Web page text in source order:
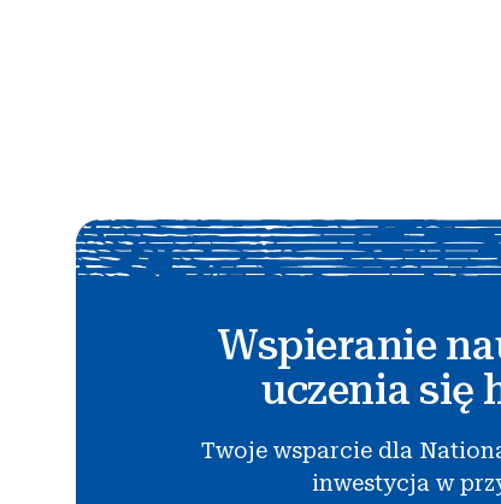
Wspieranie
uczenia się
Twoje wsparcie dla
inwestycja w